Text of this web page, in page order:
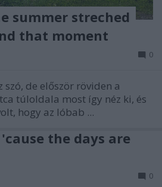
summer streched
that moment
0
de először röviden a
túloldala most így néz ki, és
hogy az lóbab ...
the days are
0